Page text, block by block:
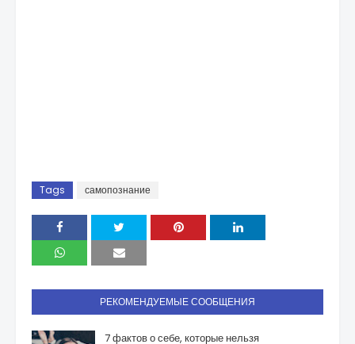
Tags самопознание
РЕКОМЕНДУЕМЫЕ СООБЩЕНИЯ
7 фактов о себе, которые нельзя